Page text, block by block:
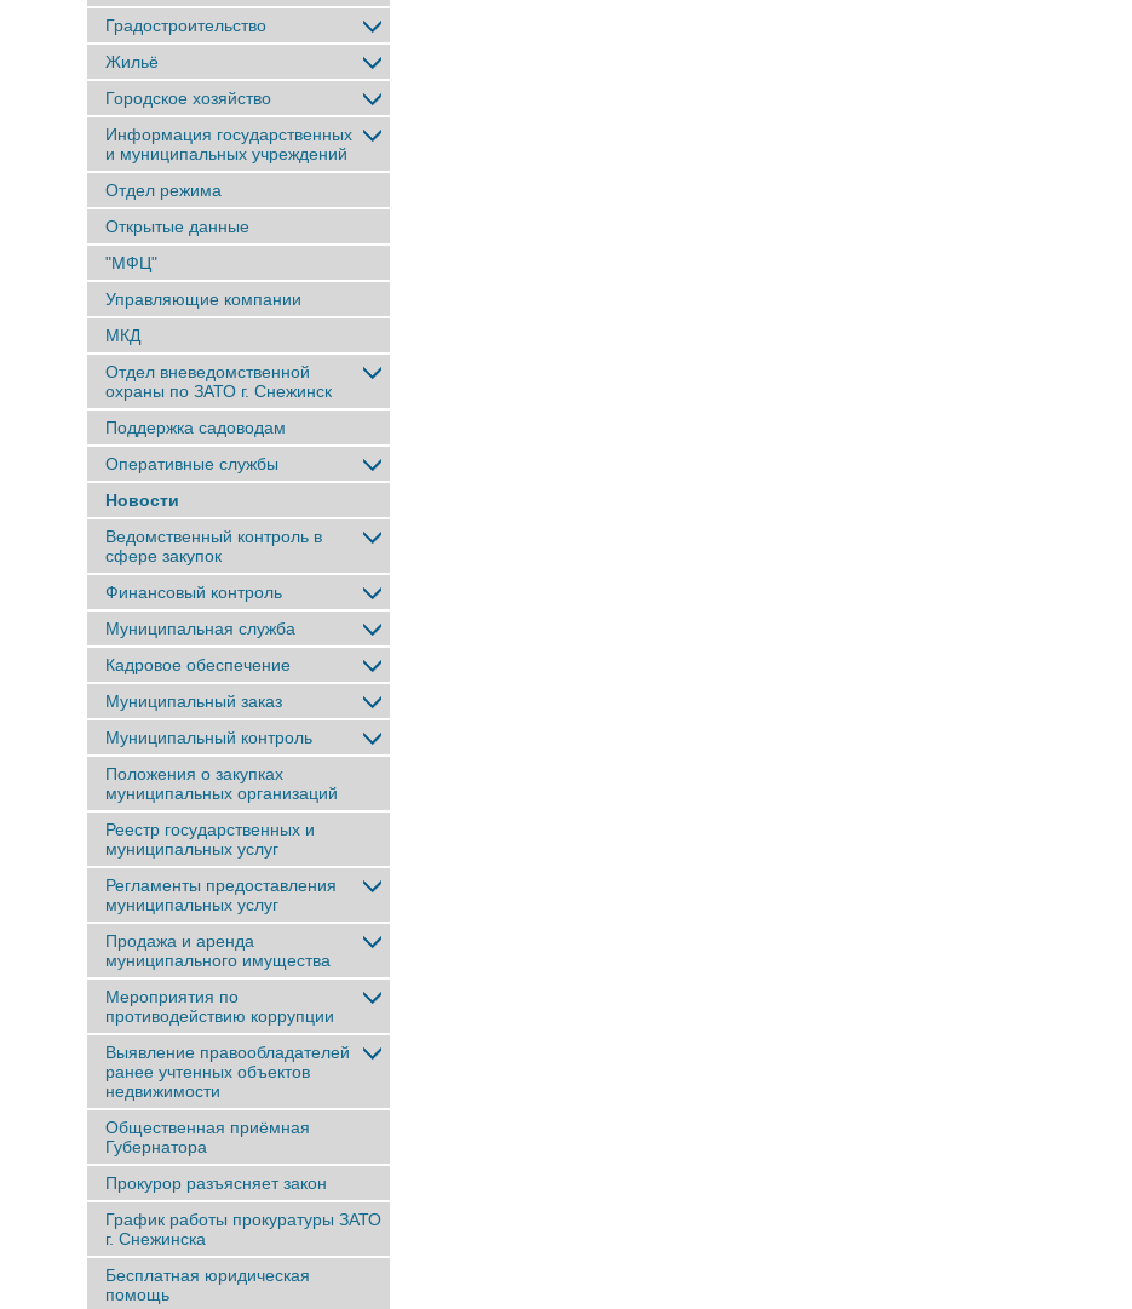
Градостроительство
Жильё
Городское хозяйство
Информация государственных
и муниципальных учреждений
Отдел режима
Открытые данные
"МФЦ"
Управляющие компании
МКД
Отдел вневедомственной
охраны по ЗАТО г. Снежинск
Поддержка садоводам
Оперативные службы
Новости
Ведомственный контроль в
сфере закупок
Финансовый контроль
Муниципальная служба
Кадровое обеспечение
Муниципальный заказ
Муниципальный контроль
Положения о закупках
муниципальных организаций
Реестр государственных и
муниципальных услуг
Регламенты предоставления
муниципальных услуг
Продажа и аренда
муниципального имущества
Мероприятия по
противодействию коррупции
Выявление правообладателей
ранее учтенныx объектов
недвижимости
Общественная приёмная
Губернатора
Прокурор разъясняет закон
График работы прокуратуры ЗАТО
г. Снежинска
Бесплатная юридическая
помощь